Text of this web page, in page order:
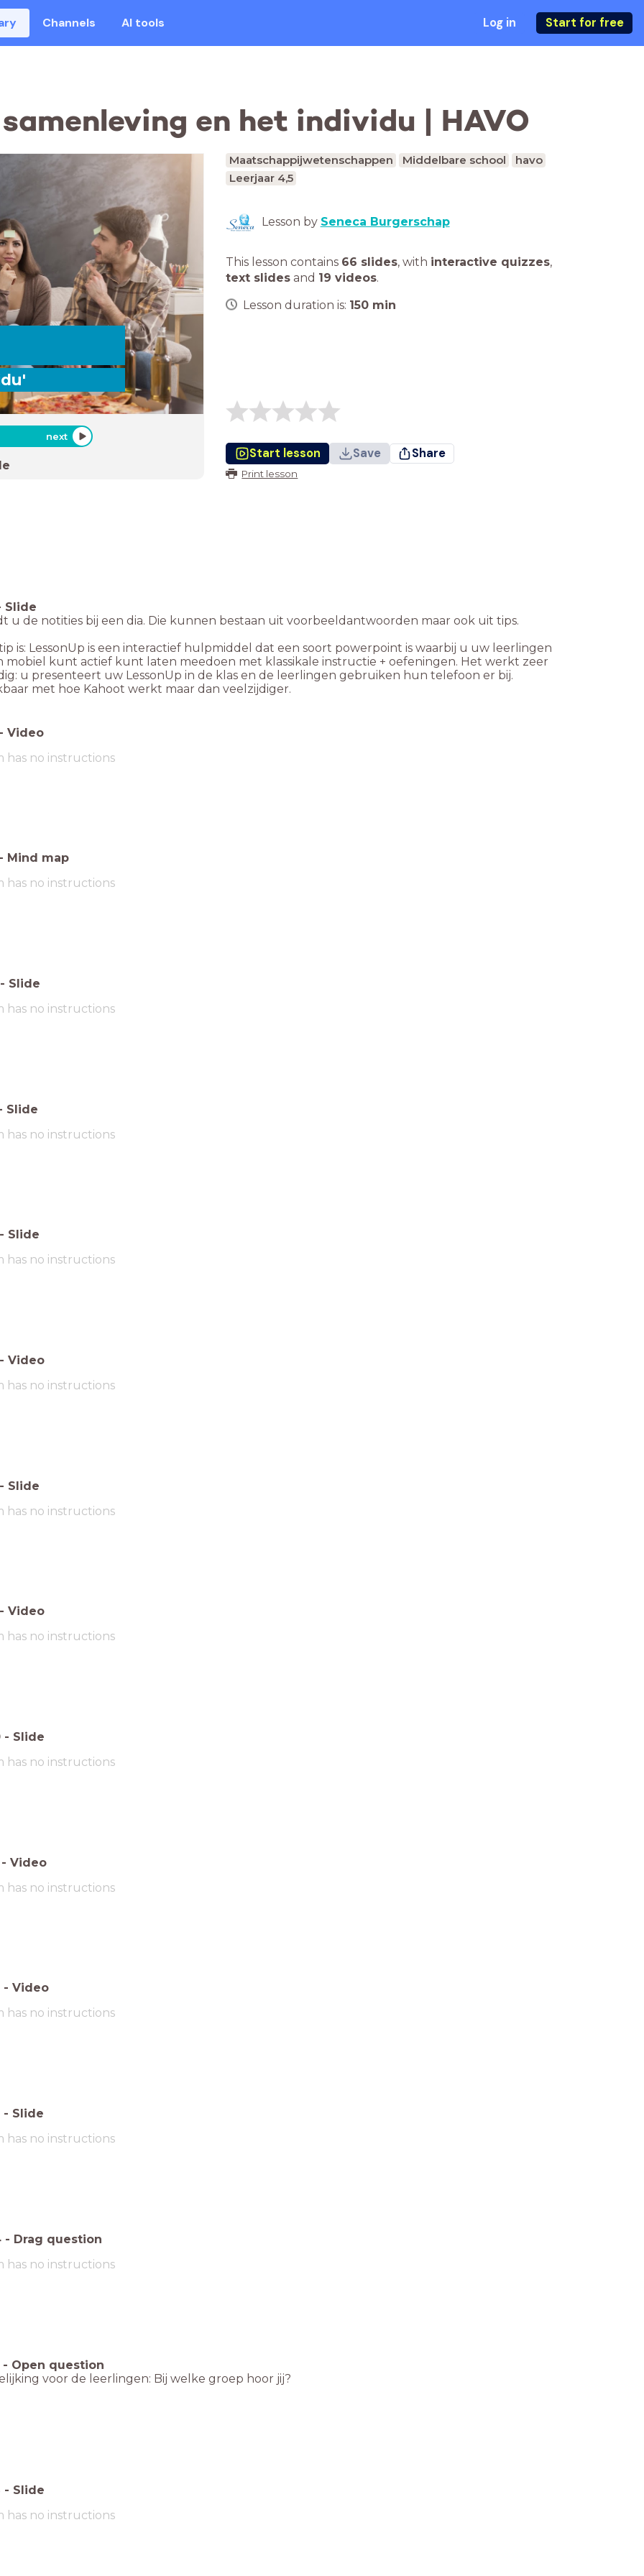
Channels AI tools Log in Start for free
en het individu | HAVO
next
Maatschappijwetenschappen Middelbare school
havo
Leerjaar 4,5
Lesson by Seneca Burgerschap
This lesson contains 66 slides, with interactive quizzes,
text slides and 19 videos.
Lesson duration is: 150 min
Start lesson Save Share
Print lesson
Slide
u de notities bij een dia. Die kunnen bestaan uit voorbeeldantwoorden maar ook uit tips.
is: LessonUp is een interactief hulpmiddel dat een soort powerpoint is waarbij u uw leerlingen
mobiel kunt actief kunt laten meedoen met klassikale instructie + oefeningen. Het werkt zeer
u presenteert uw LessonUp in de klas en de leerlingen gebruiken hun telefoon er bij.
met hoe Kahoot werkt maar dan veelzijdiger.
- Video
has no instructions
- Mind map
has no instructions
- Slide
has no instructions
Slide
has no instructions
- Slide
has no instructions
- Video
has no instructions
- Slide
has no instructions
- Video
has no instructions
- Slide
has no instructions
- Video
has no instructions
- Video
has no instructions
- Slide
has no instructions
- Drag question
has no instructions
- Open question
voor de leerlingen: Bij welke groep hoor jij?
- Slide
has no instructions